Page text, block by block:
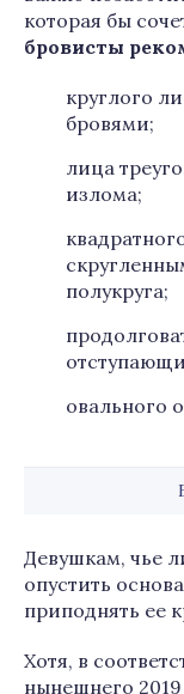
которая бы
бровисты
круглого
бровями;
лица
излома;
полукруга;
овального
Девушкам, чье
опустить
приподнять ее
Хотя, в
нынешнего